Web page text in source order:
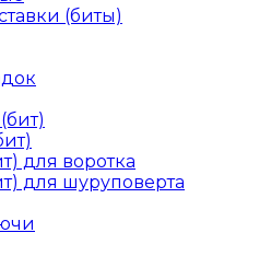
(биты)
для воротка
для шуруповерта